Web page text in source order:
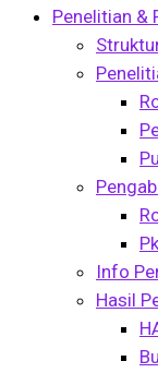
Penelitian &
Info
Hasil